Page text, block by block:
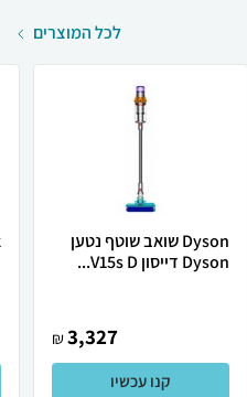
לכל המוצרים
Dyson שואב שוטף נטען
Dyson דייסון V15s D...
3,327
₪
קנו עכשיו